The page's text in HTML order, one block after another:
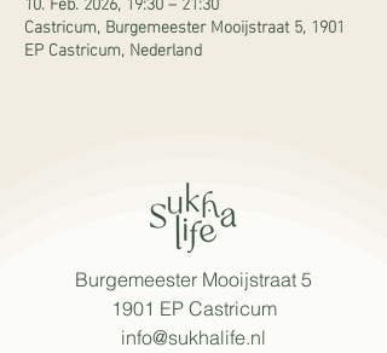
Castricum, Burgemeester Mooijstraat 5, 1901
EP Castricum, Nederland
Burgemeester Mooijstraat 5
1901 EP Castricum
info@sukhalife.nl